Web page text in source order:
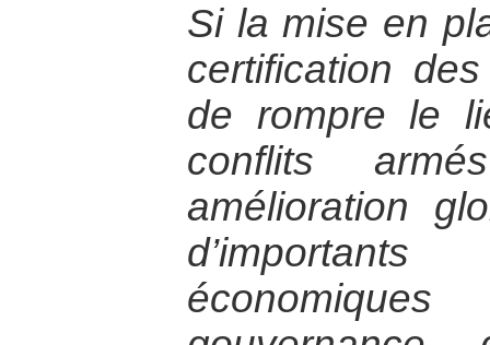
Si la mise en
certification
de rompre le
conflits
amélioration